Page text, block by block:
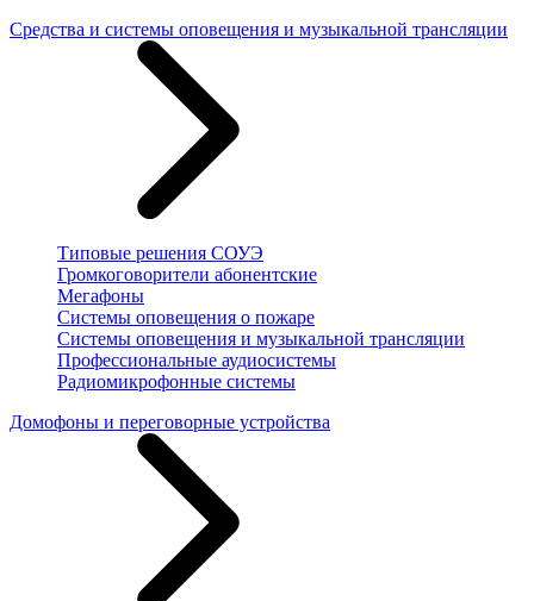
Средства и системы оповещения и музыкальной трансляции
Типовые решения СОУЭ
Громкоговорители абонентские
Мегафоны
Системы оповещения о пожаре
Системы оповещения и музыкальной трансляции
Профессиональные аудиосистемы
Радиомикрофонные системы
Домофоны и переговорные устройства